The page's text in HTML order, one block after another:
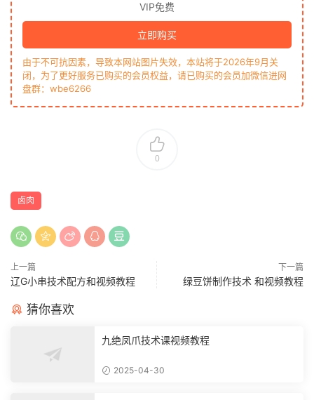
VIP免费
立即购买
由于不可抗因素，导致本网站图片失效，本站将于2026年9月关
闭，为了更好服务已购买的会员权益，请已购买的会员加微信进网
盘群：wbe6266
0
卤肉
上一篇
辽G小串技术配方和视频教程
下一篇
绿豆饼制作技术 和视频教程
猜你喜欢
九绝凤爪技术课视频教程
2025-04-30